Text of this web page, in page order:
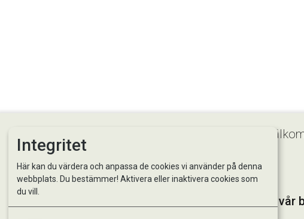
Besök vår
Integritet
Här kan du värdera och anpassa de cookies vi använder på denna
webbplats. Du bestämmer! Aktivera eller inaktivera cookies som
du vill.